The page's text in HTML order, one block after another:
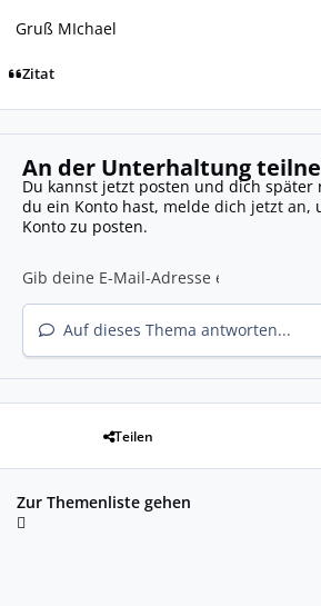
Gruß MIchael
Zitat
An der Unterhaltung
Du kannst jetzt posten und dich später
du ein Konto hast, melde dich jetzt an,
Konto zu posten.
Auf dieses Thema antworten...
Teilen
Zur Themenliste gehen